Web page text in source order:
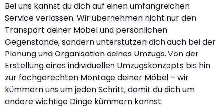
Bei uns kannst du dich auf einen umfangreichen
Service verlassen. Wir übernehmen nicht nur den
Transport deiner Möbel und persönlichen
Gegenstände, sondern unterstützen dich auch bei der
Planung und Organisation deines Umzugs. Von der
Erstellung eines individuellen Umzugskonzepts bis hin
zur fachgerechten Montage deiner Möbel – wir
kümmern uns um jeden Schritt, damit du dich um
andere wichtige Dinge kümmern kannst.